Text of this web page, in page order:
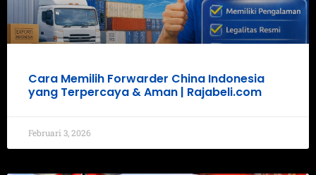
Cara Memilih Forwarder China Indonesia
yang Terpercaya & Aman | Rajabeli.com
Februari 3, 2026